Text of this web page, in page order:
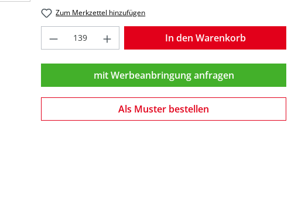
Zum Merkzettel hinzufügen
Produkt Anzahl: Gib denIn den Warenkorb
mit Werbeanbringung anfragen
Als Muster bestellen